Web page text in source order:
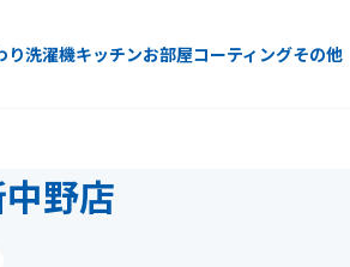
り洗濯機キッチンお部屋コーティングその他
野店